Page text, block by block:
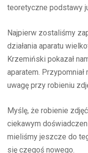
teoretyczne podstawy
Najpierw zostaliśmy
działania aparatu
Krzemiński pokazał
aparatem.
uwagę przy robieniu
Myślę, że robienie
ciekawym
mieliśmy jeszcze do
się czegoś nowego.